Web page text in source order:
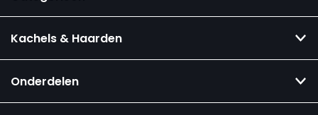
Kachels & Haarden
Onderdelen